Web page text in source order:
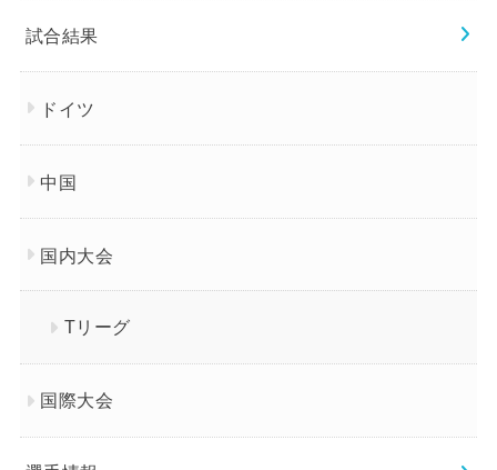
試合結果
ドイツ
中国
国内大会
Tリーグ
国際大会